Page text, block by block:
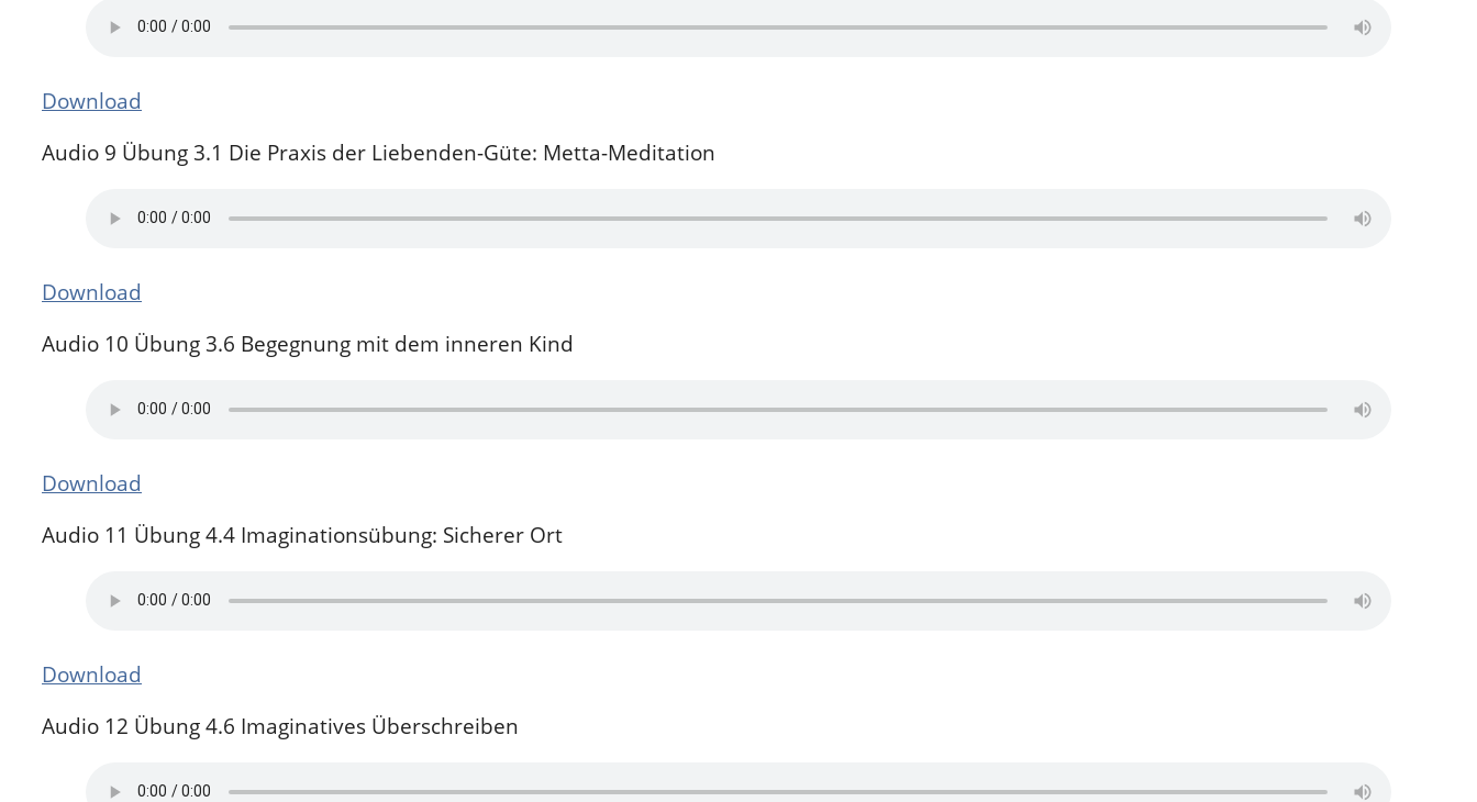
Download
Audio 9 Übung 3.1 Die Praxis der Liebenden-Güte: Metta-Meditation
Download
Audio 10 Übung 3.6 Begegnung mit dem inneren Kind
Download
Audio 11 Übung 4.4 Imaginationsübung: Sicherer Ort
Download
Audio 12 Übung 4.6 Imaginatives Überschreiben